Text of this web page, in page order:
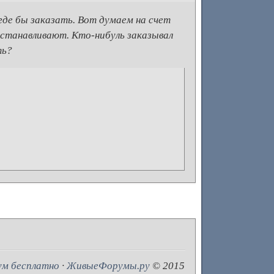
бы заказать. Вот думаем на счет
Кто-нибуль заказывал
бесплатно · ЖивыеФорумы.ру © 2015